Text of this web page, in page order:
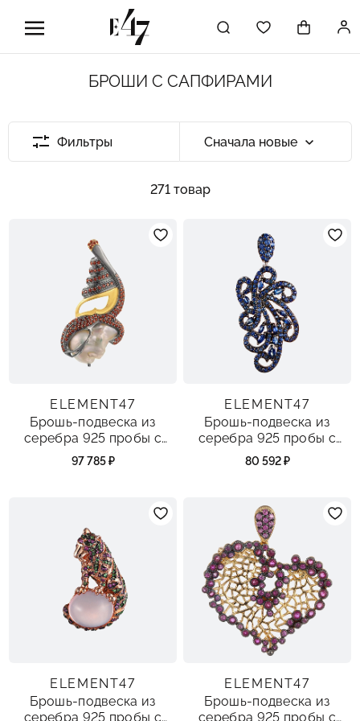
БРОШИ С САПФИРАМИ
Фильтры Сначала новые
271 товар
ELEMENT47
Брошь-подвеска из
серебра 925 пробы с
барочным жемчугом и
97 785 ₽
ELEMENT47
Брошь-подвеска из
серебра 925 пробы с
сапфирами
80 592 ₽
ELEMENT47
Брошь-подвеска из
серебра 925 пробы с
ELEMENT47
Брошь-подвеска из
серебра 925 пробы с